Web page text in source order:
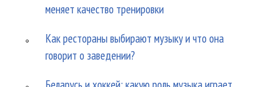
меняет качество тренировки
Как рестораны выбирают музыку и что она
говорит о заведении?